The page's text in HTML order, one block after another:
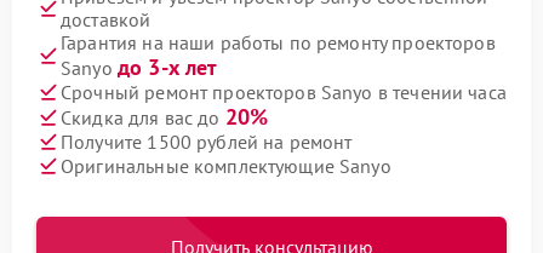
доставкой
Гарантия на наши работы по ремонту проекторов
Sanyo до 3-х лет
Срочный ремонт проекторов Sanyo в течении часа
Скидка для вас до 20%
Получите 1500 рублей на ремонт
Оригинальные комплектующие Sanyo
Получить консультацию